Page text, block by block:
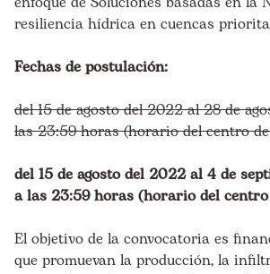
resiliencia hídrica en cuencas
Fechas de postulación:
del 15 de agosto del 2022 al 28 de
las 23:59 horas (horario del centro
del 15 de agosto del 2022 al 4 de
a las 23:59 horas (horario del centro
El objetivo de la convocatoria es
que promuevan la producción, la